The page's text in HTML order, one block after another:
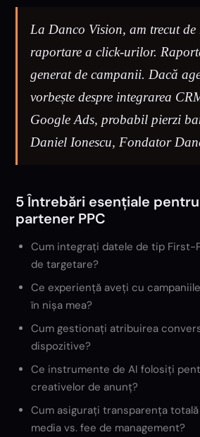
La Danco Vision, am trecut de
raportare a click-urilor.
generat de campanii. Dacă
vorbește despre integrarea
Google Ads, probabil pierzi
Daniel Ionescu, Fondator
5 Întrebări esențiale
partener PPC
Cum integrați datele de tip First-
de targetare?
Ce experiență aveți cu
în nișa mea?
Cum gestionați atribuirea
dispozitive?
Ce instrumente de AI folosiți
creativelor de anunț?
Cum asigurați transparența
media vs. fee de management?